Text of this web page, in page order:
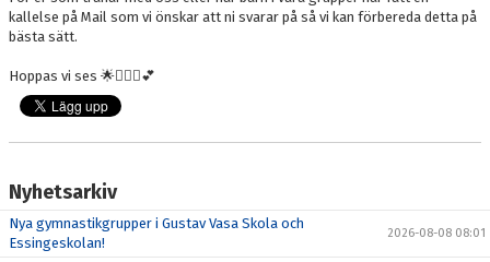
kallelse på Mail som vi önskar att ni svarar på så vi kan förbereda detta på
bästa sätt.
Hoppas vi ses 🌟🤸🏼‍♀️💕
Nyhetsarkiv
Nya gymnastikgrupper i Gustav Vasa Skola och
Essingeskolan!
2026-08-08 08:01